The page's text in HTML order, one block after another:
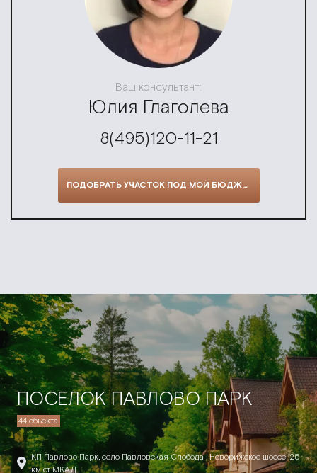
Ваш консультант:
Юлия Глаголева
8(495)120-11-21
ПОДОБРАТЬ УЧАСТОК ПОД МОЙ БЮДЖЕТ
ПОСЕЛОК ПАВЛОВО ПАРК
44 объекта
КП Павлово Парк, село Павловская Слобода , Новорижское шоссе, 25
км от МКАД